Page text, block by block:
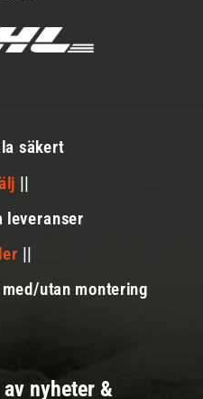
säkert
||
leveranser
||
utan montering
nyheter &